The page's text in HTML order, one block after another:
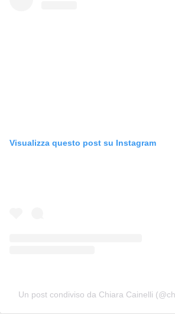
Visualizza questo post su Instagram
Un post condiviso da Chiara Cainelli